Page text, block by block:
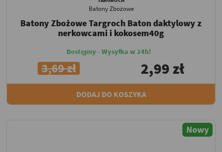
Batony Zbożowe
Batony Zbożowe Targroch Baton daktylowy z
nerkowcami i kokosem40g
Dostępny - Wysyłka w 24h!
3,69 zł 2,99 zł
DODAJ DO KOSZYKA
Nowy